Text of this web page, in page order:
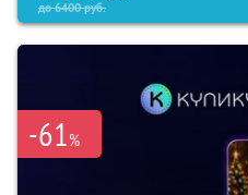
до6400руб.
-61%